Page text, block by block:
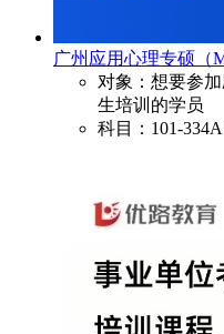
广州应用心理专硕（
对象：想要参
生培训的学员
科目：101-